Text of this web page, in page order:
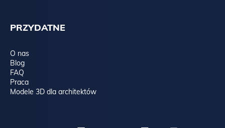
PRZYDATNE
O nas
Blog
FAQ
Praca
Modele 3D dla architektów